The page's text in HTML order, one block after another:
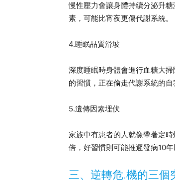
慢性壓力會讓身體持續分泌升
素，可能比宵夜更傷代謝系統。
4.睡眠品質滑坡
深度睡眠時身體會進行血糖大
的習慣，正在偷走代謝系統的自
5.遺傳因素埋伏
家族中有患者的人就像帶著定
倍，好習慣則可能推遲發病10年
三、逆轉危.機的三個